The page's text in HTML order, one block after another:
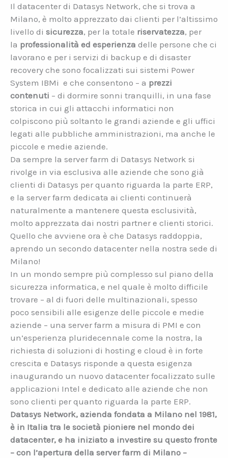
Il datacenter di Datasys Network, che si trova a
Milano, è molto apprezzato dai clienti per l’altissimo
livello di sicurezza, per la totale riservatezza, per
la professionalità ed esperienza delle persone che ci
lavorano e per i servizi di backup e di disaster
recovery che sono focalizzati sui sistemi Power
System IBMi e che consentono – a prezzi
contenuti – di dormire sonni tranquilli, in una fase
storica in cui gli attacchi informatici non
colpiscono più soltanto le grandi aziende e gli uffici
legati alle pubbliche amministrazioni, ma anche le
piccole e medie aziende.
Da sempre la server farm di Datasys Network si
rivolge in via esclusiva alle aziende che sono già
clienti di Datasys per quanto riguarda la parte ERP,
e la server farm dedicata ai clienti continuerà
naturalmente a mantenere questa esclusività,
molto apprezzata dai nostri partner e clienti storici.
Quello che avviene ora è che Datasys raddoppia,
aprendo un secondo datacenter nella nostra sede di
Milano!
In un mondo sempre più complesso sul piano della
sicurezza informatica, e nel quale è molto difficile
trovare – al di fuori delle multinazionali, spesso
poco sensibili alle esigenze delle piccole e medie
aziende – una server farm a misura di PMI e con
un’esperienza pluridecennale come la nostra, la
richiesta di soluzioni di hosting e cloud è in forte
crescita e Datasys risponde a questa esigenza
inaugurando un nuovo datacenter focalizzato sulle
applicazioni Intel e dedicato alle aziende che non
sono clienti per quanto riguarda la parte ERP.
Datasys Network, azienda fondata a Milano nel 1981,
è in Italia tra le società pioniere nel mondo dei
datacenter, e ha iniziato a investire su questo fronte
– con l’apertura della server farm di Milano –